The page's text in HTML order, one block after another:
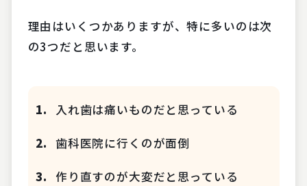
理由はいくつかありますが、特に多いのは次
の3つだと思います。
入れ歯は痛いものだと思っている
歯科医院に行くのが面倒
作り直すのが大変だと思っている